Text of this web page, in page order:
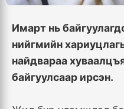
Имарт нь
нийгмийн
найдвараа
байгуулсаар ирсэн.